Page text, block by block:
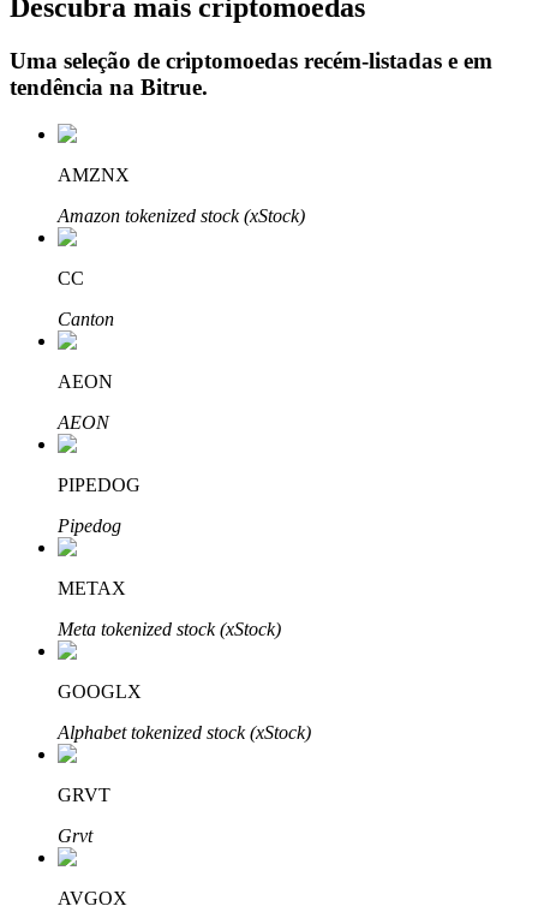
Aprenda como ganhar renda passiva
Bitrue
AI
Parceiros Bitrue
Descubra mais criptomoedas
Uma seleção de criptomoedas recém-listadas e em
tendência na Bitrue.
AMZNX
Amazon tokenized stock (xStock)
CC
Canton
AEON
AEON
PIPEDOG
Pipedog
METAX
Meta tokenized stock (xStock)
GOOGLX
Alphabet tokenized stock (xStock)
GRVT
Grvt
AVGOX